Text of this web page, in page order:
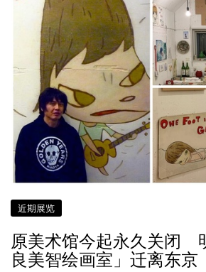
近期展览
原美术馆今起永久关闭
良美智绘画室」迁离东京